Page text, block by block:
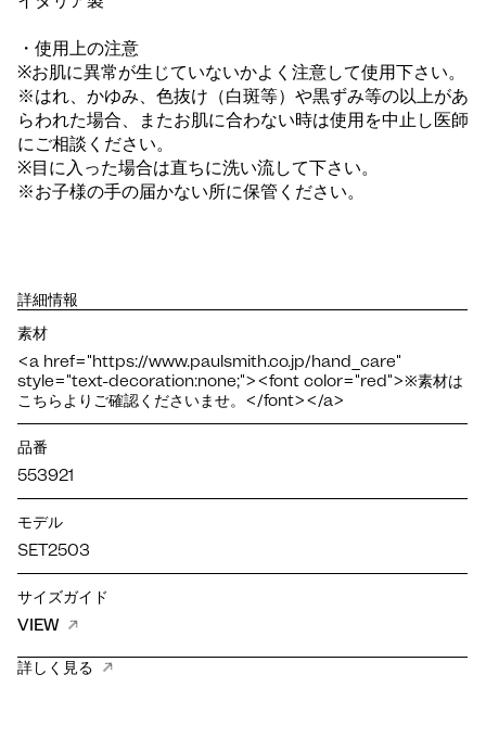
・使用上の注意
※お肌に異常が生じていないかよく注意して使用下さい。
※はれ、かゆみ、色抜け（白斑等）や黒ずみ等の以上があ
らわれた場合、またお肌に合わない時は使用を中止し医師
にご相談ください。
※目に入った場合は直ちに洗い流して下さい。
※お子様の手の届かない所に保管ください。
詳細情報
素材
<a href="https://www.paulsmith.co.jp/hand_care"
style="text-decoration:none;"><font color="red">※素材は
こちらよりご確認くださいませ。</font></a>
品番
553921
モデル
SET2503
サイズガイド
VIEW
詳しく見る